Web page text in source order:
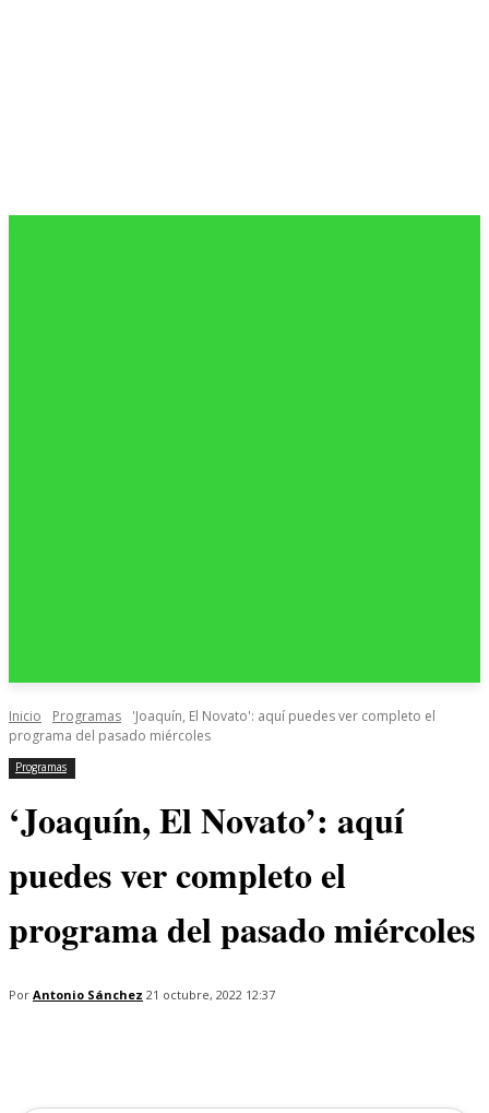
Inicio Programas
'Joaquín, El Novato': aquí puedes ver completo el
programa del pasado miércoles
Programas
‘Joaquín, El Novato’: aquí
puedes ver completo el
programa del pasado miércoles
Por Antonio Sánchez 21 octubre, 2022 12:37